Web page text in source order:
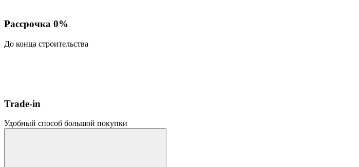
Рассрочка 0%
До конца строительства
Trade-in
Удобный способ большой покупки